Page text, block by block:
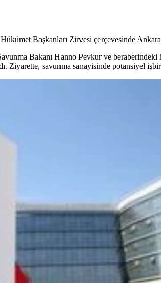
Başkanları Zirvesi çerçevesinde
Bakanı Hanno Pevkur ve
Ziyarette, savunma sanayisinde potansiyel